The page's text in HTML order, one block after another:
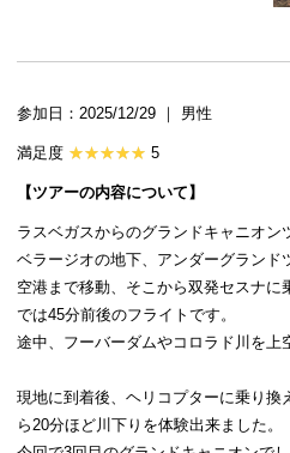
参加日：2025/12/29 ｜ 男性
満足度 5
【ツアーの内容について】
ラスベガスからのグランドキャニオン
ベラージオの地下、アンダーグランド
空港まで移動、そこから双発セスナに
では45分前後のフライトです。
途中、フーバーダムやコロラド川を上
現地に到着後、ヘリコプターに乗り換
ら20分ほど川下りを体験出来ました。